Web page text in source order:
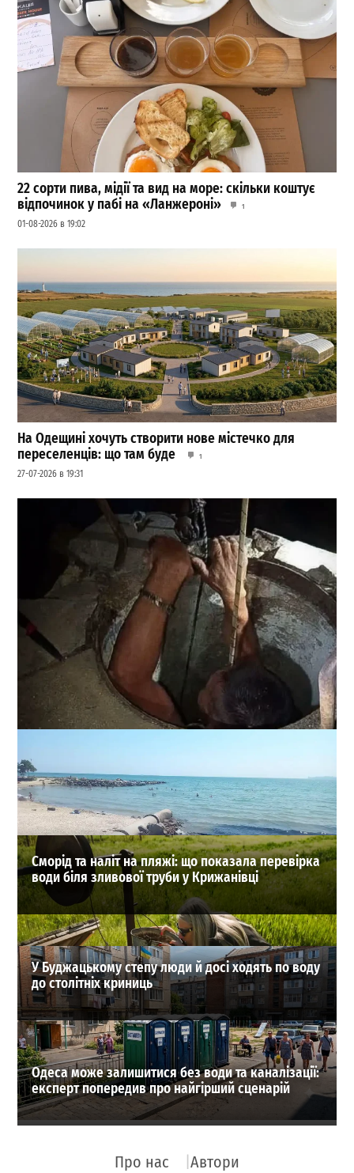
22 сорти пива, мідії та вид на море: скільки коштує
відпочинок у пабі на «Ланжероні»
1
01-08-2026 в 19:02
На Одещині хочуть створити нове містечко для
переселенців: що там буде
1
27-07-2026 в 19:31
сам опинився у пастці
04-08-2026 в 15:19
ВИБІР РЕДАКЦІЇ
Сморід та наліт на пляжі: що показала перевірка
води біля зливової труби у Крижанівці
У Буджацькому степу люди й досі ходять по воду
до столітніх криниць
Одеса може залишитися без води та каналізації:
експерт попередив про найгірший сценарій
Про нас Автори